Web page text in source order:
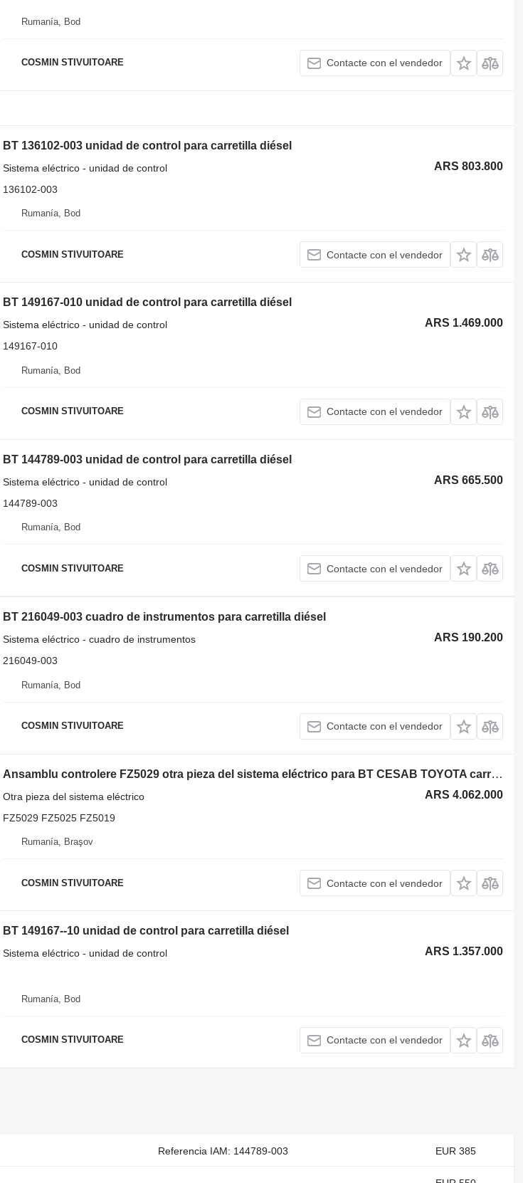
Rumanía, Bod
COSMIN STIVUITOARE Contacte con el vendedor
BT 136102-003 unidad de control para carretilla diésel
ARS 803.800
Sistema eléctrico - unidad de control
136102-003
Rumanía, Bod
COSMIN STIVUITOARE Contacte con el vendedor
BT 149167-010 unidad de control para carretilla diésel
ARS 1.469.000
Sistema eléctrico - unidad de control
149167-010
Rumanía, Bod
COSMIN STIVUITOARE Contacte con el vendedor
BT 144789-003 unidad de control para carretilla diésel
ARS 665.500
Sistema eléctrico - unidad de control
144789-003
Rumanía, Bod
COSMIN STIVUITOARE Contacte con el vendedor
BT 216049-003 cuadro de instrumentos para carretilla diésel
ARS 190.200
Sistema eléctrico - cuadro de instrumentos
216049-003
Rumanía, Bod
COSMIN STIVUITOARE Contacte con el vendedor
Ansamblu controlere FZ5029 otra pieza del sistema eléctrico para BT CESAB TOYOTA carretilla diésel
ARS 4.062.000
Otra pieza del sistema eléctrico
FZ5029 FZ5025 FZ5019
Rumanía, Braşov
COSMIN STIVUITOARE Contacte con el vendedor
BT 149167--10 unidad de control para carretilla diésel
ARS 1.357.000
Sistema eléctrico - unidad de control
Rumanía, Bod
COSMIN STIVUITOARE Contacte con el vendedor
Referencia IAM: 144789-003 EUR 385